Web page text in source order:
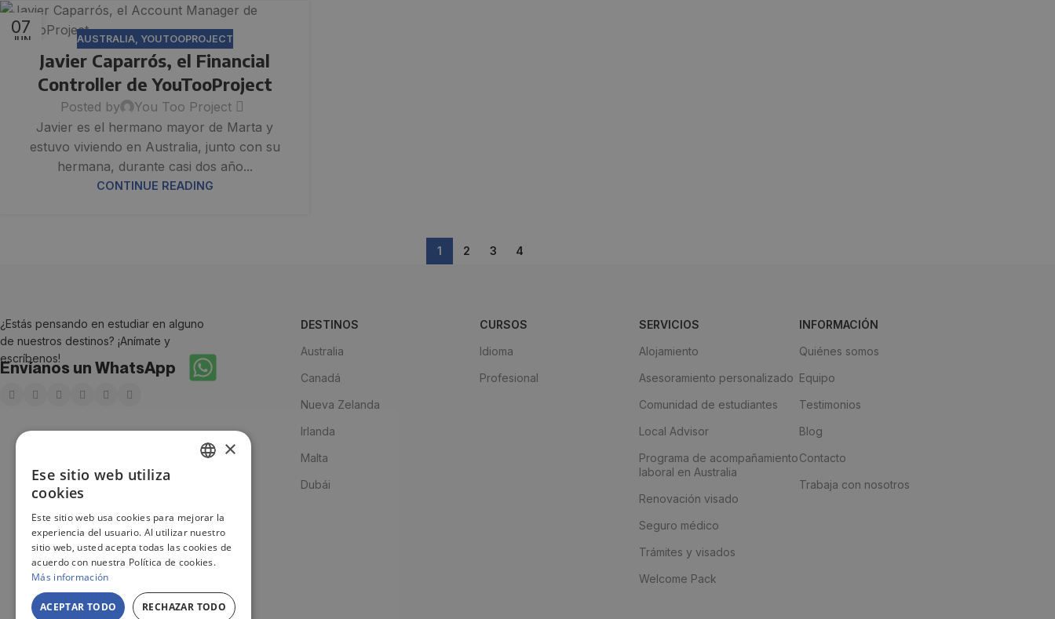
07
JUN AUSTRALIA, YOUTOOPROJECT
Javier Caparrós, el Financial
Controller de YouTooProject
Posted by
You Too Project
Javier es el hermano mayor de Marta y
estuvo viviendo en Australia, junto con su
hermana, durante casi dos año...
CONTINUE READING
1 2 3 4
¿Estás pensando en estudiar en alguno
de nuestros destinos? ¡Anímate y
escríbenos!
Envíanos un WhatsApp
DESTINOS
Australia
Canadá
Nueva Zelanda
Irlanda
Malta
Dubái
CURSOS
Idioma
Profesional
SERVICIOS
Alojamiento
Asesoramiento personalizado
Comunidad de estudiantes
Local Advisor
Programa de acompañamiento
laboral en Australia
Renovación visado
Seguro médico
Trámites y visados
Welcome Pack
INFORMACIÓN
Quiénes somos
Equipo
Testimonios
Blog
Contacto
Trabaja con nosotros
JA
×
Ese sitio web utiliza
cookies
Este sitio web usa cookies para mejorar la
experiencia del usuario. Al utilizar nuestro
sitio web, usted acepta todas las cookies de
acuerdo con nuestra Política de cookies.
Más información
ACEPTAR TODO RECHAZAR TODO